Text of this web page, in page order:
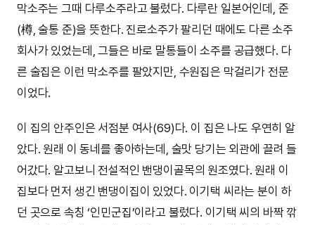
막소주는 그때 다루소주라고 불렀다. 다루란 일본어인데, 준
(樽, 술통 준)을 뜻한다. 진로소주가 팔리던 때에도 다른 소주
회사가 있었는데, 그들은 바로 말통들이 소주를 공급했다. 다
른 술집은 이런 막소주를 팔았지만, 수원집은 막걸리가 전문
이었다.
이 집의 안주인은 서점분 여사(69)다. 이 집은 나도 우연히 알
았다. 원래 이 동네를 좋아하는데, 술맛 당기는 외관에 끌려 들
어갔다. 알고보니 전설적인 밴댕이골목의 원조였다. 원래 이
집보다 먼저 생긴 밴댕이집이 있었다. 이기택 씨라는 분이 하
던 곳으로 속칭 ‘인민군집’이라고 불렀다. 이기택 씨의 바짝 깎